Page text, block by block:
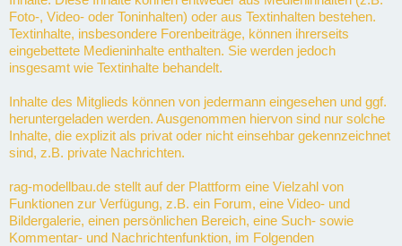
Foto-, Video- oder Toninhalten) oder aus Textinhalten bestehen.
Textinhalte, insbesondere Forenbeiträge, können ihrerseits
eingebettete Medieninhalte enthalten. Sie werden jedoch
insgesamt wie Textinhalte behandelt.
Inhalte des Mitglieds können von jedermann eingesehen und ggf.
heruntergeladen werden. Ausgenommen hiervon sind nur solche
Inhalte, die explizit als privat oder nicht einsehbar gekennzeichnet
sind, z.B. private Nachrichten.
rag-modellbau.de stellt auf der Plattform eine Vielzahl von
Funktionen zur Verfügung, z.B. ein Forum, eine Video- und
Bildergalerie, einen persönlichen Bereich, eine Such- sowie
Kommentar- und Nachrichtenfunktion, im Folgenden